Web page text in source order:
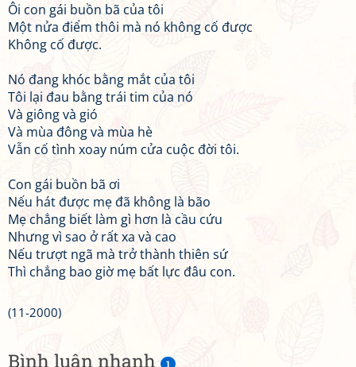
Bình luận nhanh 1
Ôi con gái buồn bã của tôi
Một nửa điểm thôi mà nó không cố được
Không cố được.
Nó đang khóc bằng mắt của tôi
Tôi lại đau bằng trái tim của nó
Và giông và gió
Và mùa đông và mùa hè
Vẫn cố tình xoay núm cửa cuộc đời tôi.
Con gái buồn bã ơi
Nếu hát được mẹ đã không là bão
Mẹ chẳng biết làm gì hơn là cầu cứu
Nhưng vì sao ở rất xa và cao
Nếu trượt ngã mà trở thành thiên sứ
Thì chẳng bao giờ mẹ bất lực đâu con.
(11-2000)